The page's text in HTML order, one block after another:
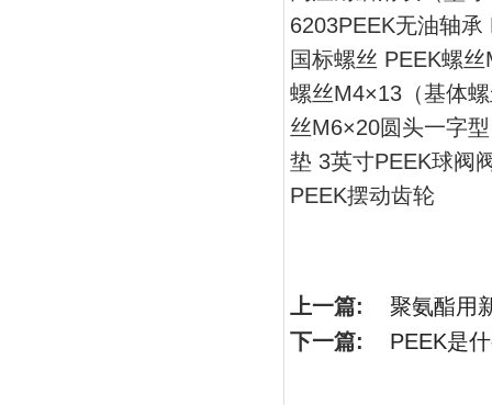
6203PEEK无油轴
国标螺丝 PEEK螺
螺丝M4×13（基体
丝M6×20圆头一字
垫 3英寸PEEK球阀
PEEK摆动齿轮
上一篇: 聚氨酯用
下一篇: PEEK是